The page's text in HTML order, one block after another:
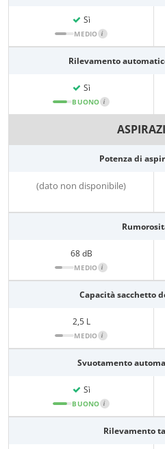
Sì
MEDIO i
Rilevamento
Sì
BUONO i
Potenza di
(dato non disponibile)
68 dB
MEDIO i
Capacità sacchetto
2,5 L
MEDIO i
Svuotamento
Sì
BUONO i
Rilevamento